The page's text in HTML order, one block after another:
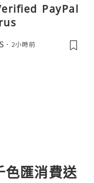
PayPal
2小時前
匯消費送